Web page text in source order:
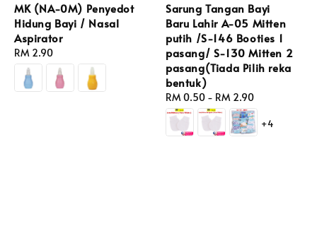
MK (NA-0M) Penyedot
Hidung Bayi / Nasal
Aspirator
Regular
price
RM 2.90
Sarung Tangan Bayi
Baru Lahir A-05 Mitten
putih /S-146 Booties 1
pasang/ S-130 Mitten 2
pasang(Tiada Pilih reka
bentuk)
Regular
price
RM 0.50 - RM 2.90
+4